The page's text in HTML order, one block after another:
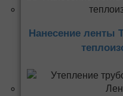
Нанесение